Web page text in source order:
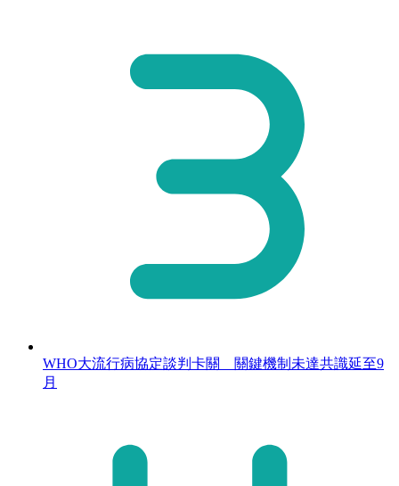
WHO大流行病協定談判卡關 關鍵機制未達共識延至9
月